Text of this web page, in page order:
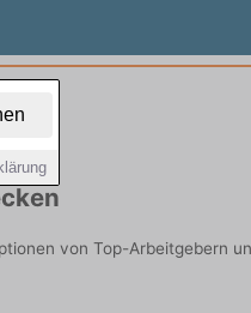
von Top-Arbeitgebern